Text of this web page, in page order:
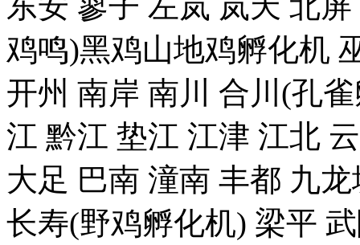
鸡鸣)黑鸡山地鸡孵化机
开州 南岸 南川 合川(孔
江 黔江 垫江 江津 江北
大足 巴南 潼南 丰都 九
长寿(野鸡孵化机) 梁平